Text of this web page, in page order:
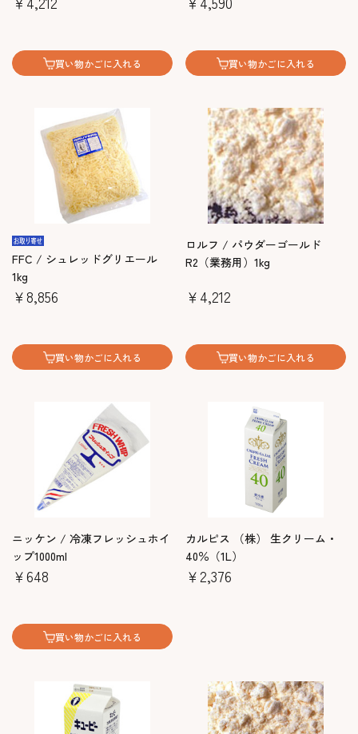
買い物かごに入れる 買い物かごに入れる
FFC / シュレッドグリエール
1kg
￥8,856
買い物かごに入れる
ロルフ / パウダーゴールド
R2（業務用）1kg
￥4,212
買い物かごに入れる
ニッケン / 冷凍フレッシュホイ
ップ1000ml
￥648
買い物かごに入れる
カルピス （株） 生クリーム・
40％（1L）
￥2,376